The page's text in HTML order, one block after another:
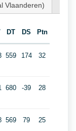
Vlaanderen)
DT DS Ptn
559 174 32
680 -39 28
569 79 25